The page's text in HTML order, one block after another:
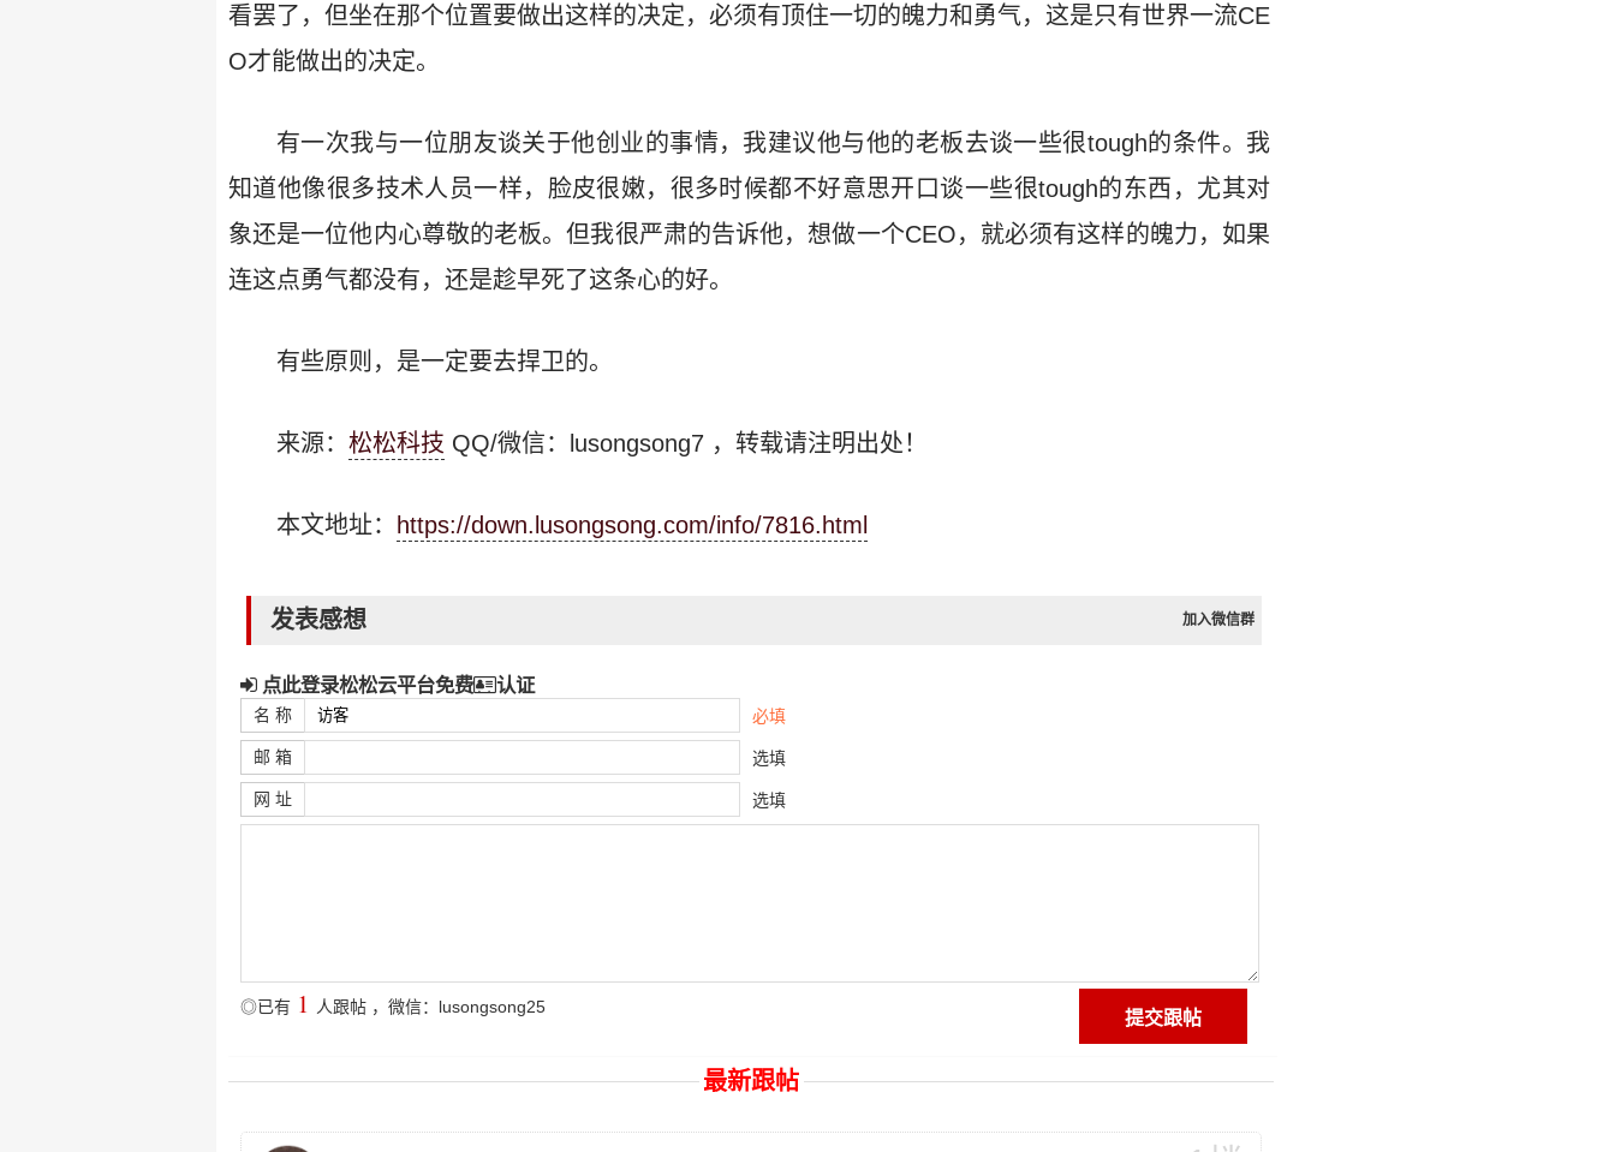
看罢了，但坐在那个位置要做出这样的决定，必须有顶住一切的魄力和勇气，这是只有世界一流CE
O才能做出的决定。
有一次我与一位朋友谈关于他创业的事情，我建议他与他的老板去谈一些很tough的条件。我
知道他像很多技术人员一样，脸皮很嫩，很多时候都不好意思开口谈一些很tough的东西，尤其对
象还是一位他内心尊敬的老板。但我很严肃的告诉他，想做一个CEO，就必须有这样的魄力，如果
连这点勇气都没有，还是趁早死了这条心的好。
有些原则，是一定要去捍卫的。
来源： 松松科技 QQ/微信：lusongsong7 ，转载请注明出处！
本文地址： https://down.lusongsong.com/info/7816.html
发表感想 加入微信群
点此登录松松云平台免费 认证
名 称 必填
邮 箱 选填
网 址 选填
◎已有 1 人跟帖 ，微信：lusongsong25
最新跟帖